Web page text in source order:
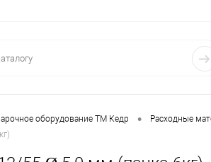
оборудование ТМ Кедр • Расходные